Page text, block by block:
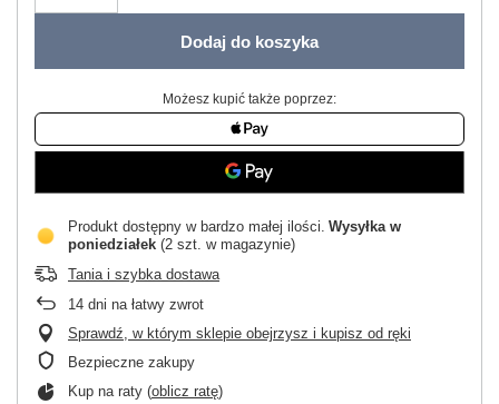
Dodaj do koszyka
Możesz kupić także poprzez:
Produkt dostępny w bardzo małej ilości Wysyłka w
poniedziałek (2 szt. w magazynie)
Tania i szybka dostawa
14 dni na łatwy zwrot
Sprawdź, w którym sklepie obejrzysz i kupisz od ręki
Bezpieczne zakupy
Kup na raty (oblicz ratę)